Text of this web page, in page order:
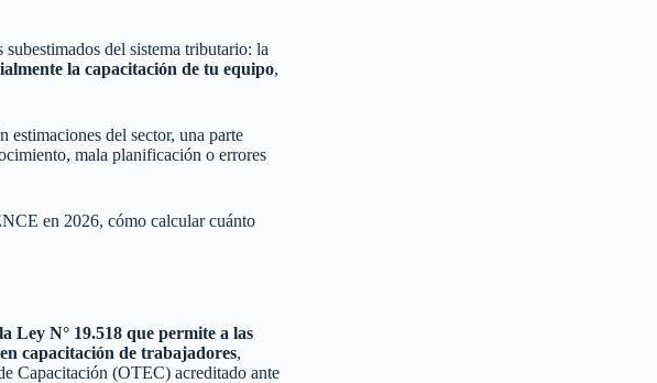
del sistema tributario: la
la capacitación de tu equipo,
estimaciones del sector, una parte
mala planificación o errores
en 2026, cómo calcular cuánto
Ley N° 19.518 que permite a las
capacitación de trabajadores,
Capacitación (OTEC) acreditado ante